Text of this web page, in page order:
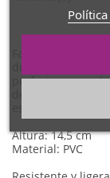
Fabricada en
perfecta para
demasiado,
Altura: 14,5 cm
Material: PVC